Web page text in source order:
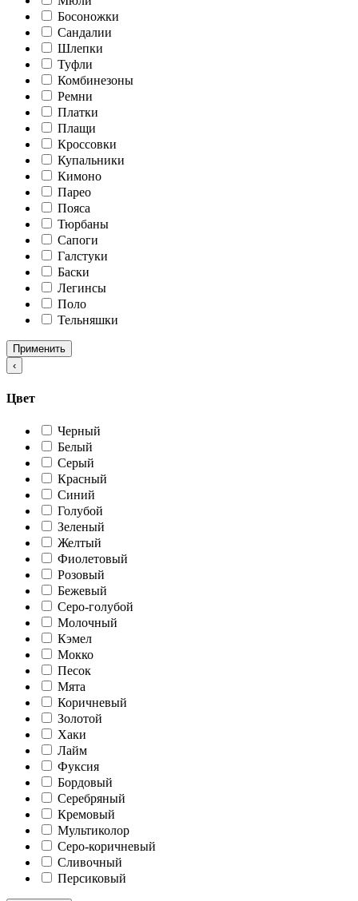
Босоножки
Сандалии
Шлепки
Туфли
Комбинезоны
Ремни
Платки
Плащи
Кроссовки
Купальники
Кимоно
Парео
Пояса
Тюрбаны
Сапоги
Галстуки
Баски
Легинсы
Поло
Тельняшки
Применить
‹
Цвет
Черный
Белый
Серый
Красный
Синий
Голубой
Зеленый
Желтый
Фиолетовый
Розовый
Бежевый
Серо-голубой
Молочный
Кэмел
Мокко
Песок
Мята
Коричневый
Золотой
Хаки
Лайм
Фуксия
Бордовый
Серебряный
Кремовый
Мультиколор
Серо-коричневый
Сливочный
Персиковый